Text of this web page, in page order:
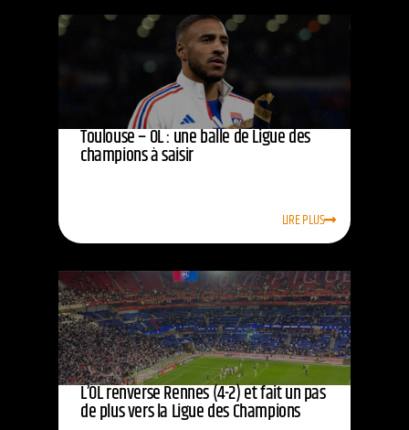
Toulouse – OL : une balle de Ligue des
champions à saisir
LIRE PLUS
L’OL renverse Rennes (4-2) et fait un pas
de plus vers la Ligue des Champions